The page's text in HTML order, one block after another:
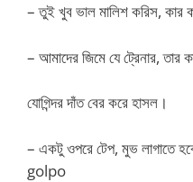
– তুই খুব ভাল মালিশ করিস, কার
– আমাদের জিমে যে ট্রেনার, তার
যোগিন্দর দাঁত বের করে হাসল।
– একটু ওপরে টেপ, মুভ লাগাতে
golpo